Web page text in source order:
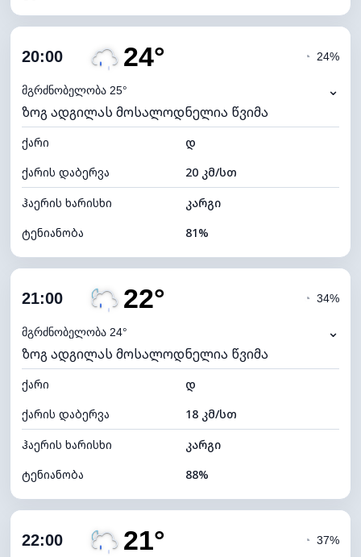
ღრუბლიანობა
ნამის წერტილი
ხილვადობა
10 კმ
განათების ინდექსი 4 (მკრთალი)
ღრუბლის სიმაღლე 7040 მ
20:00 24°
მგრძნობელობა 25°
◔ 24%
⌄
ზოგ ადგილას მოსალოდნელია წვიმა
ქარი
დ
ქარის დაბერვა
20 კმ/სთ
ჰაერის ხარისხი
კარგი
ტენიანობა
81%
ღრუბლიანობა
ნამის წერტილი
ხილვადობა
10 კმ
განათების ინდექსი 4 (მკრთალი)
ღრუბლის სიმაღლე 5520 მ
21:00 22°
მგრძნობელობა 24°
◔ 34%
⌄
ზოგ ადგილას მოსალოდნელია წვიმა
ქარი
დ
ქარის დაბერვა
18 კმ/სთ
ჰაერის ხარისხი
კარგი
ტენიანობა
88%
ღრუბლიანობა
22:00 21° ◔ 37%